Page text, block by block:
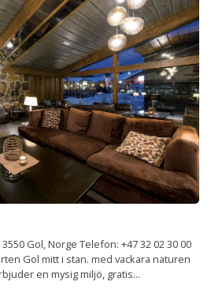
Gol, Norge Telefon: +47 32 02 30 00
Gol mitt i stan. med vackara naturen
en mysig miljö, gratis...